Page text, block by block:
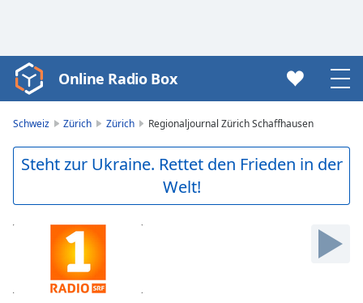
Video
Player
Play
Video
Skip
Online Radio Box
Schweiz Zürich Zürich Regionaljournal Zürich Schaffhausen
Steht zur Ukraine. Rettet den Frieden in der
Welt!